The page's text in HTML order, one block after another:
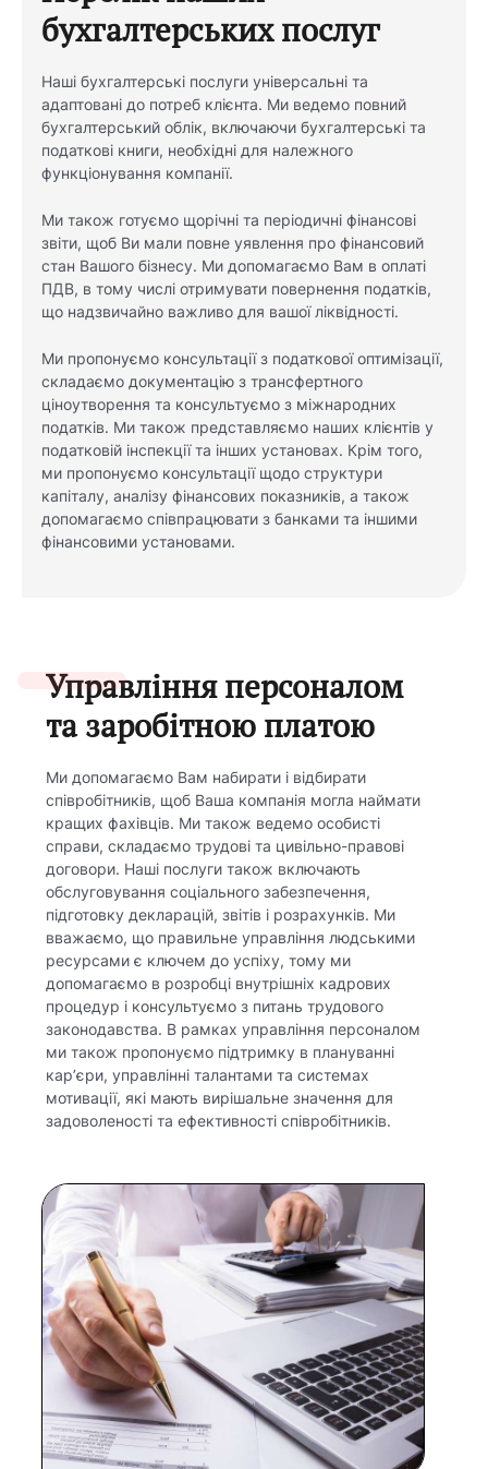
бухгалтерських послуг
Наші бухгалтерські послуги універсальні та
адаптовані до потреб клієнта. Ми ведемо повний
бухгалтерський облік, включаючи бухгалтерські та
податкові книги, необхідні для належного
функціонування компанії.
Ми також готуємо щорічні та періодичні фінансові
звіти, щоб Ви мали повне уявлення про фінансовий
стан Вашого бізнесу. Ми допомагаємо Вам в оплаті
ПДВ, в тому числі отримувати повернення податків,
що надзвичайно важливо для вашої ліквідності.
Ми пропонуємо консультації з податкової оптимізації,
складаємо документацію з трансфертного
ціноутворення та консультуємо з міжнародних
податків. Ми також представляємо наших клієнтів у
податковій інспекції та інших установах. Крім того,
ми пропонуємо консультації щодо структури
капіталу, аналізу фінансових показників, а також
допомагаємо співпрацювати з банками та іншими
фінансовими установами.
Управління персоналом
та заробітною платою
Ми допомагаємо Вам набирати і відбирати
співробітників, щоб Ваша компанія могла наймати
кращих фахівців. Ми також ведемо особисті
справи, складаємо трудові та цивільно-правові
договори. Наші послуги також включають
обслуговування соціального забезпечення,
підготовку декларацій, звітів і розрахунків. Ми
вважаємо, що правильне управління людськими
ресурсами є ключем до успіху, тому ми
допомагаємо в розробці внутрішніх кадрових
процедур і консультуємо з питань трудового
законодавства. В рамках управління персоналом
ми також пропонуємо підтримку в плануванні
кар’єри, управлінні талантами та системах
мотивації, які мають вирішальне значення для
задоволеності та ефективності співробітників.